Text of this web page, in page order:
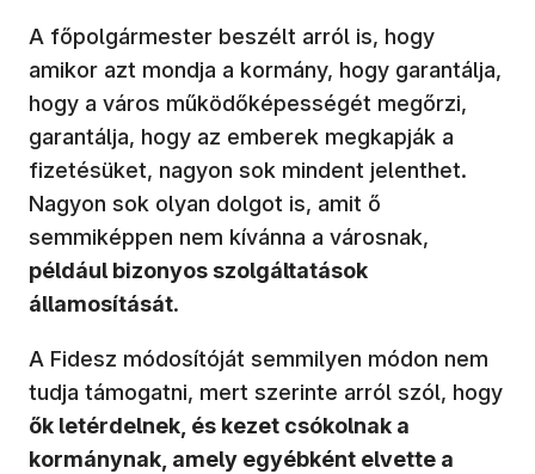
A főpolgármester beszélt arról is, hogy
amikor azt mondja a kormány, hogy garantálja,
hogy a város működőképességét megőrzi,
garantálja, hogy az emberek megkapják a
fizetésüket, nagyon sok mindent jelenthet.
Nagyon sok olyan dolgot is, amit ő
semmiképpen nem kívánna a városnak,
például bizonyos szolgáltatások
államosítását.
A Fidesz módosítóját semmilyen módon nem
tudja támogatni, mert szerinte arról szól, hogy
ők letérdelnek, és kezet csókolnak a
kormánynak, amely egyébként elvette a